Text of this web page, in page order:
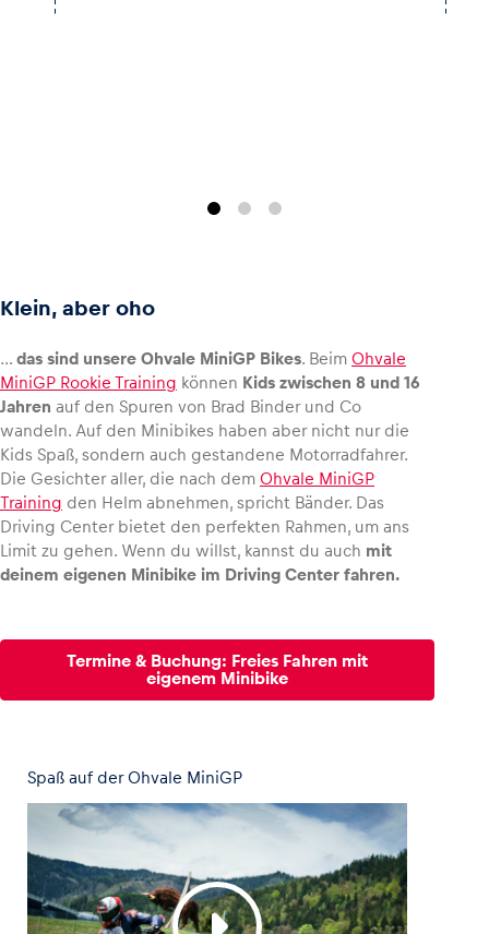
Klein, aber oho
… das sind unsere Ohvale MiniGP Bikes. Beim Ohvale
MiniGP Rookie Training können Kids zwischen 8 und 16
Jahren auf den Spuren von Brad Binder und Co
wandeln. Auf den Minibikes haben aber nicht nur die
Kids Spaß, sondern auch gestandene Motorradfahrer.
Die Gesichter aller, die nach dem Ohvale MiniGP
Training den Helm abnehmen, spricht Bänder. Das
Driving Center bietet den perfekten Rahmen, um ans
Limit zu gehen. Wenn du willst, kannst du auch mit
deinem eigenen Minibike im Driving Center fahren.
Termine & Buchung: Freies Fahren mit
eigenem Minibike
Spaß auf der Ohvale MiniGP